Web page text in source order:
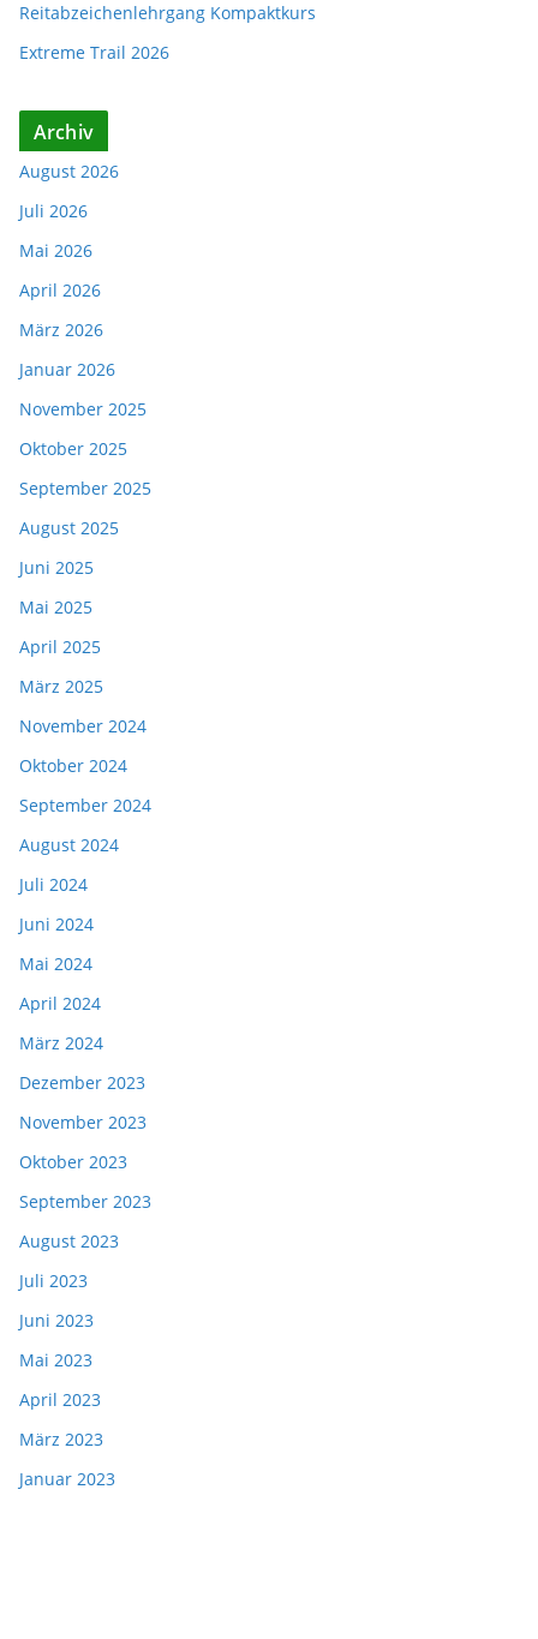
Reitabzeichenlehrgang Kompaktkurs
Extreme Trail 2026
Archiv
August 2026
Juli 2026
Mai 2026
April 2026
März 2026
Januar 2026
November 2025
Oktober 2025
September 2025
August 2025
Juni 2025
Mai 2025
April 2025
März 2025
November 2024
Oktober 2024
September 2024
August 2024
Juli 2024
Juni 2024
Mai 2024
April 2024
März 2024
Dezember 2023
November 2023
Oktober 2023
September 2023
August 2023
Juli 2023
Juni 2023
Mai 2023
April 2023
März 2023
Januar 2023